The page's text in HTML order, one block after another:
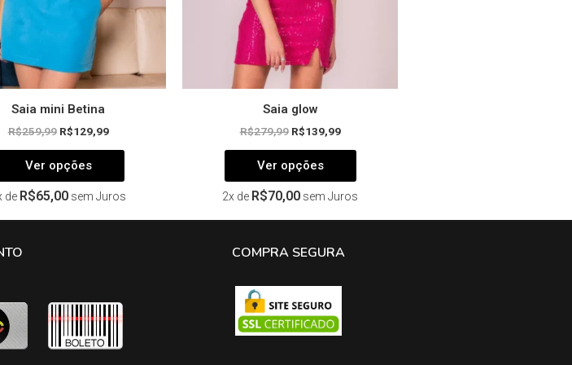
Saia mini Betina
R$259,99 R$129,99
Ver opções
na
de R$65,00 sem Juros
Saia glow
R$279,99 R$139,99
Ver opções
2x de R$70,00 sem Juros
COMPRA SEGURA